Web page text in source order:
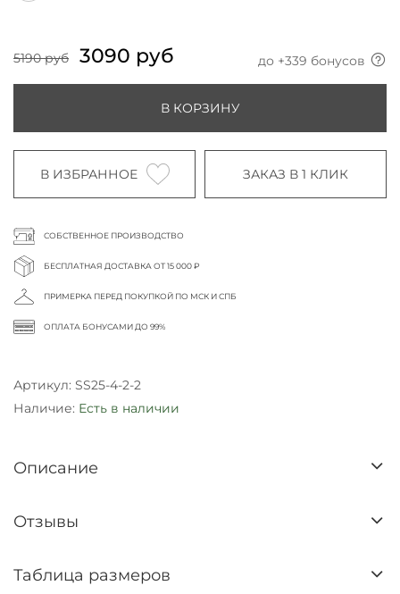
5190 руб 3090 руб до +339 бонусов
В КОРЗИНУ
В ИЗБРАННОЕ ЗАКАЗ В 1 КЛИК
СОБСТВЕННОЕ ПРОИЗВОДСТВО
БЕСПЛАТНАЯ ДОСТАВКА ОТ 15 000 ₽
ПРИМЕРКА ПЕРЕД ПОКУПКОЙ ПО МСК И СПБ
ОПЛАТА БОНУСАМИ ДО 99%
Артикул: SS25-4-2-2
Наличие: Есть в наличии
Описание
Отзывы
Таблица размеров